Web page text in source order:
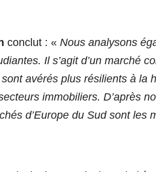
conclut : « Nous analysons
Il s’agit d’un marché
avérés plus résilients à la
immobiliers. D’après
d’Europe du Sud sont les